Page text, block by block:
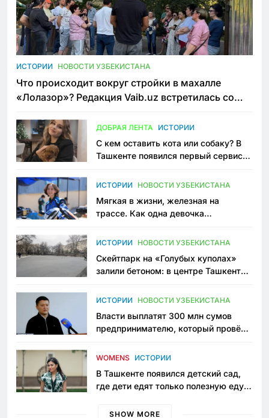
ИСТОРИИ НОВОСТИ УЗБЕКИСТАНА
Что происходит вокруг стройки в махалле
«Лолазор»? Редакция Vaib.uz встретилась со
ДОБРАЯ ЛЕНТА ИСТОРИИ
С кем оставить кота или собаку? В
Ташкенте появился первый сервис
ИСТОРИИ НОВОСТИ УЗБЕКИСТАНА
Мягкая в жизни, железная на
трассе. Как одна девочка
Узбекистане
ИСТОРИИ НОВОСТИ УЗБЕКИСТАНА
Скейтпарк на «Голубых куполах»
залили бетоном: в центре Ташкента
пространство
ИСТОРИИ НОВОСТИ УЗБЕКИСТАНА
Власти выплатят 300 млн сумов
предпринимателю, который провёл
приговору
WOMENS ИСТОРИИ
В Ташкенте появился детский сад,
где дети едят только полезную еду.
просить «кашу без сахара»
SHOW MORE